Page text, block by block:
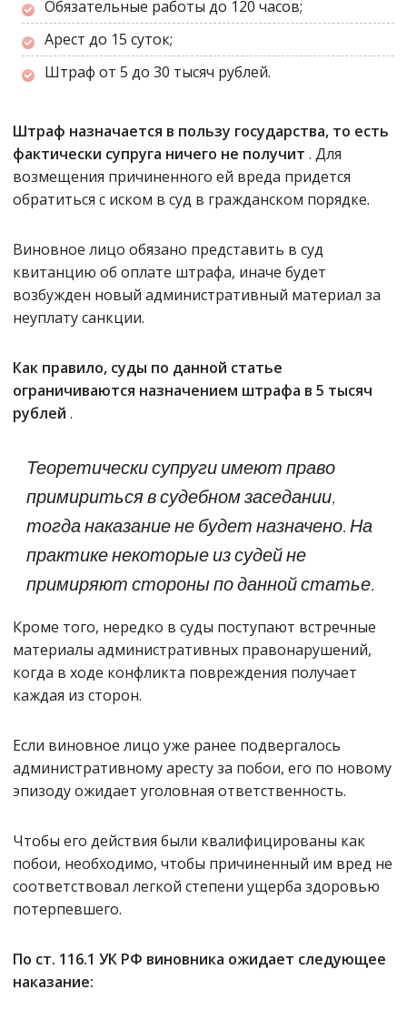
Обязательные работы до 120 часов;
Арест до 15 суток;
Штраф от 5 до 30 тысяч рублей.
Штраф назначается в пользу государства, то есть
фактически супруга ничего не получит . Для
возмещения причиненного ей вреда придется
обратиться с иском в суд в гражданском порядке.
Виновное лицо обязано представить в суд
квитанцию об оплате штрафа, иначе будет
возбужден новый административный материал за
неуплату санкции.
Как правило, суды по данной статье
ограничиваются назначением штрафа в 5 тысяч
рублей .
Теоретически супруги имеют право
примириться в судебном заседании,
тогда наказание не будет назначено. На
практике некоторые из судей не
примиряют стороны по данной статье.
Кроме того, нередко в суды поступают встречные
материалы административных правонарушений,
когда в ходе конфликта повреждения получает
каждая из сторон.
Если виновное лицо уже ранее подвергалось
административному аресту за побои, его по новому
эпизоду ожидает уголовная ответственность.
Чтобы его действия были квалифицированы как
побои, необходимо, чтобы причиненный им вред не
соответствовал легкой степени ущерба здоровью
потерпевшего.
По ст. 116.1 УК РФ виновника ожидает следующее
наказание: